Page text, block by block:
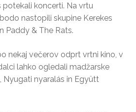
koncerti. Na vrtu
nastopili skupine Kerekes
Paddy & The Rats.
nekaj večerov odprt vrtni kino, v
lahko ogledali madžarske
Nyugati nyaralás in Együtt